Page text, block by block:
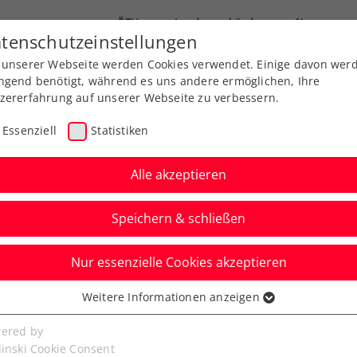
ÖTV Landesverbände News
Ausbildung Services Über uns
der Nico
Webseite werden Cookies verwendet. Einige davon
benötigt, während es uns andere ermöglichen, Ihre
auf unserer Webseite zu verbessern.
Essenziell Statistiken
Alle akzeptieren
Speichern & schließen
Nur essenzielle Cookies akzeptieren
Cookies werden für grundlegende Funktionen der
benötigt. Dadurch ist gewährleistet, dass die Webseite
Weitere Informationen anzeigen
by
Cookie Consent